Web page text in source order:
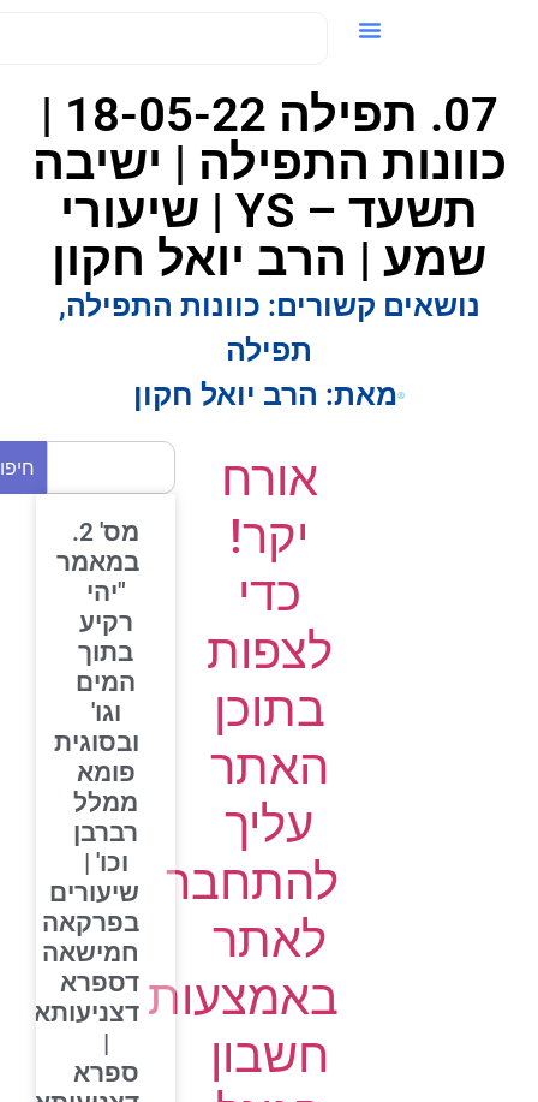
07. תפילה 18-05-22 |
כוונות התפילה | ישיבה
תשעד – YS | שיעורי
שמע | הרב יואל חקון
נושאים קשורים: כוונות התפילה,
תפילה
מאת:הרב יואל חקון
אורח
יקר!
כדי
לצפות
בתוכן
האתר
עליך
להתחבר
לאתר
באמצעות
חשבון
חיפוש
מס' 2.
במאמר
"יהי
רקיע
בתוך
המים
וגו'
ובסוגית
פומא
ממלל
רברבן
וכו' |
שיעורים
בפרקאה
חמישאה
דספרא
דצניעותא
ספרא